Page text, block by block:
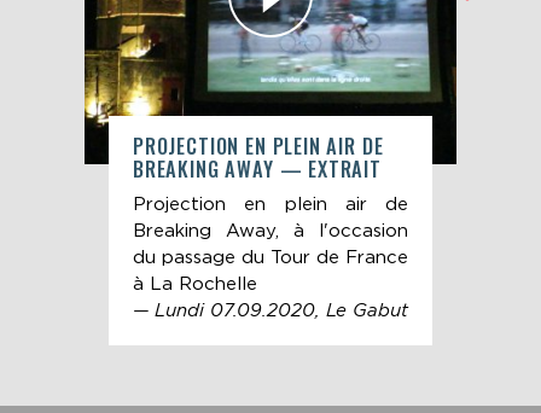
PROJECTION EN PLEIN AIR DE
BREAKING AWAY — EXTRAIT
Projection en plein air de
Breaking Away, à l'occasion
du passage du Tour de France
à La Rochelle
— Lundi 07.09.2020, Le Gabut